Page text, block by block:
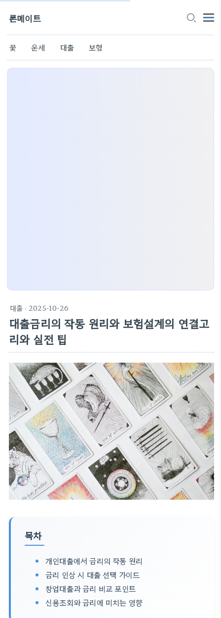
론메이트
꽃 운세 대출 보험
대출 · 2025-10-26
대출금리의 작동 원리와 보험설계의 연결고
리와 실전 팁
목차
개인대출에서 금리의 작동 원리
금리 인상 시 대출 선택 가이드
창업대출과 금리 비교 포인트
신용조회와 금리에 미치는 영향